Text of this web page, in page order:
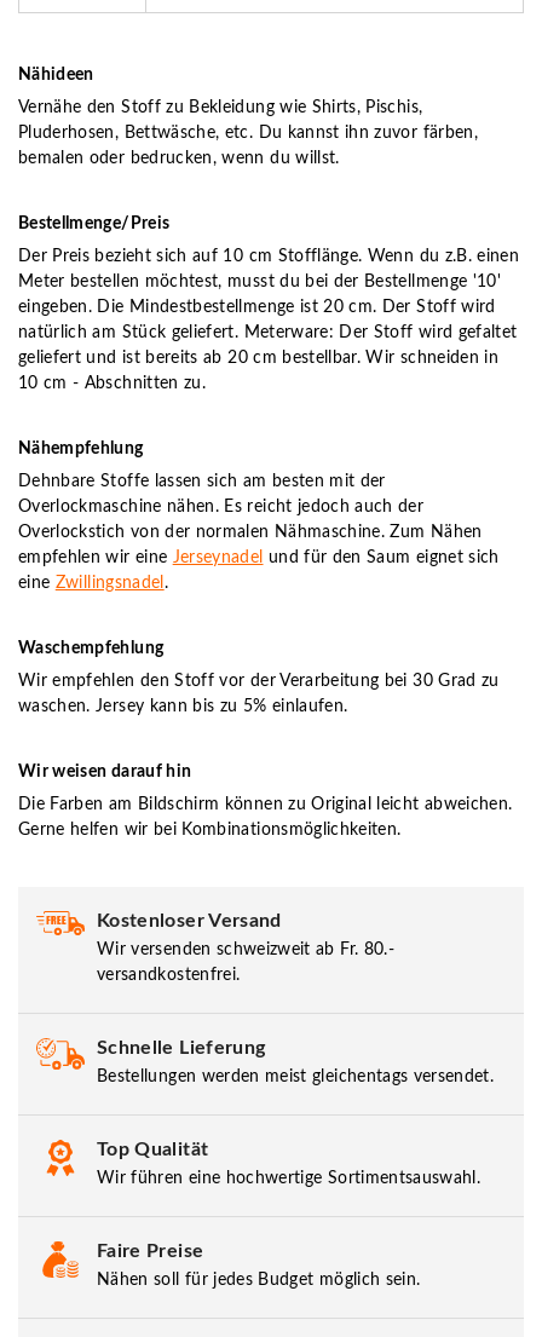
Nähideen
Vernähe den Stoff zu Bekleidung wie Shirts, Pischis,
Pluderhosen, Bettwäsche, etc. Du kannst ihn zuvor färben,
bemalen oder bedrucken, wenn du willst.
Bestellmenge/Preis
Der Preis bezieht sich auf 10 cm Stofflänge. Wenn du z.B. einen
Meter bestellen möchtest, musst du bei der Bestellmenge '10'
eingeben. Die Mindestbestellmenge ist 20 cm. Der Stoff wird
natürlich am Stück geliefert. Meterware: Der Stoff wird gefaltet
geliefert und ist bereits ab 20 cm bestellbar. Wir schneiden in
10 cm - Abschnitten zu.
Nähempfehlung
Dehnbare Stoffe lassen sich am besten mit der
Overlockmaschine nähen. Es reicht jedoch auch der
Overlockstich von der normalen Nähmaschine. Zum Nähen
empfehlen wir eine Jerseynadel
und für den Saum eignet sich
eine Zwillingsnadel .
Waschempfehlung
Wir empfehlen den Stoff vor der Verarbeitung bei 30 Grad zu
waschen. Jersey kann bis zu 5% einlaufen.
Wir weisen darauf hin
Die Farben am Bildschirm können zu Original leicht abweichen.
Gerne helfen wir bei Kombinationsmöglichkeiten.
Kostenloser Versand
Wir versenden schweizweit ab Fr. 80.-
versandkostenfrei.
Schnelle Lieferung
Bestellungen werden meist gleichentags versendet.
Top Qualität
Wir führen eine hochwertige Sortimentsauswahl.
Faire Preise
Nähen soll für jedes Budget möglich sein.